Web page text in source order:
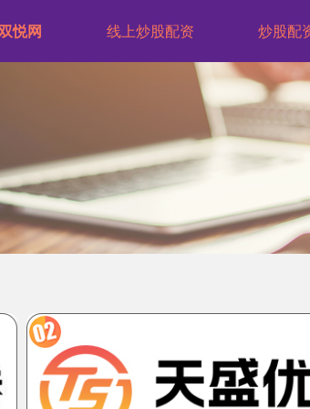
悦网 线上炒股配资 炒股配